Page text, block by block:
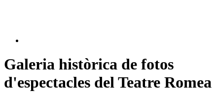
Galeria històrica de fotos
d'espectacles del Teatre Romea